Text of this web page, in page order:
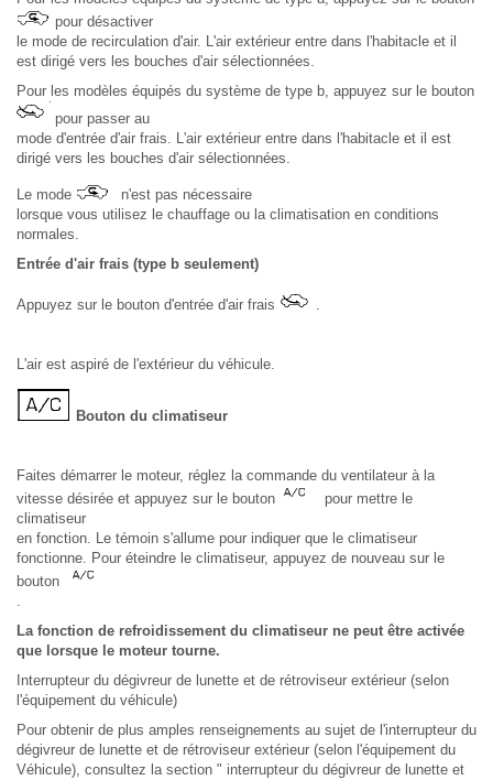
pour désactiver
le mode de recirculation d'air. L'air extérieur entre dans l'habitacle et il
est dirigé vers les bouches d'air sélectionnées.
Pour les modèles équipés du système de type b, appuyez sur le bouton
pour passer au
mode d'entrée d'air frais. L'air extérieur entre dans l'habitacle et il est
dirigé vers les bouches d'air sélectionnées.
Le mode
n'est pas nécessaire
lorsque vous utilisez le chauffage ou la climatisation en conditions
normales.
Entrée d'air frais (type b seulement)
Appuyez sur le bouton d'entrée d'air frais .
L'air est aspiré de l'extérieur du véhicule.
Bouton du climatiseur
Faites démarrer le moteur, réglez la commande du ventilateur à la
vitesse désirée et appuyez sur le bouton
pour mettre le
climatiseur
en fonction. Le témoin s'allume pour indiquer que le climatiseur
fonctionne. Pour éteindre le climatiseur, appuyez de nouveau sur le
bouton
.
La fonction de refroidissement du climatiseur ne peut être activée
que lorsque le moteur tourne.
Interrupteur du dégivreur de lunette et de rétroviseur extérieur (selon
l'équipement du véhicule)
Pour obtenir de plus amples renseignements au sujet de l'interrupteur du
dégivreur de lunette et de rétroviseur extérieur (selon l'équipement du
Véhicule), consultez la section " interrupteur du dégivreur de lunette et